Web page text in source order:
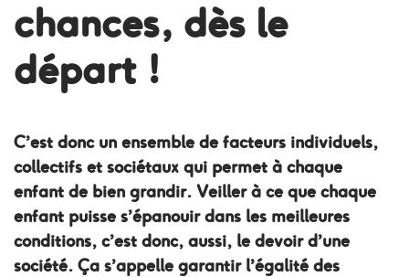
chances, dès le
départ !
C’est donc un ensemble de facteurs individuels,
collectifs et sociétaux qui permet à chaque
enfant de bien grandir. Veiller à ce que chaque
enfant puisse s’épanouir dans les meilleures
conditions, c’est donc, aussi, le devoir d’une
société. Ça s’appelle garantir l’égalité des